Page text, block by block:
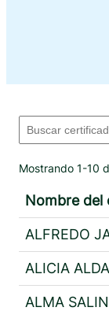
Mostrando 1-10
Nombre
ALFREDO
ALICIA
ALMA